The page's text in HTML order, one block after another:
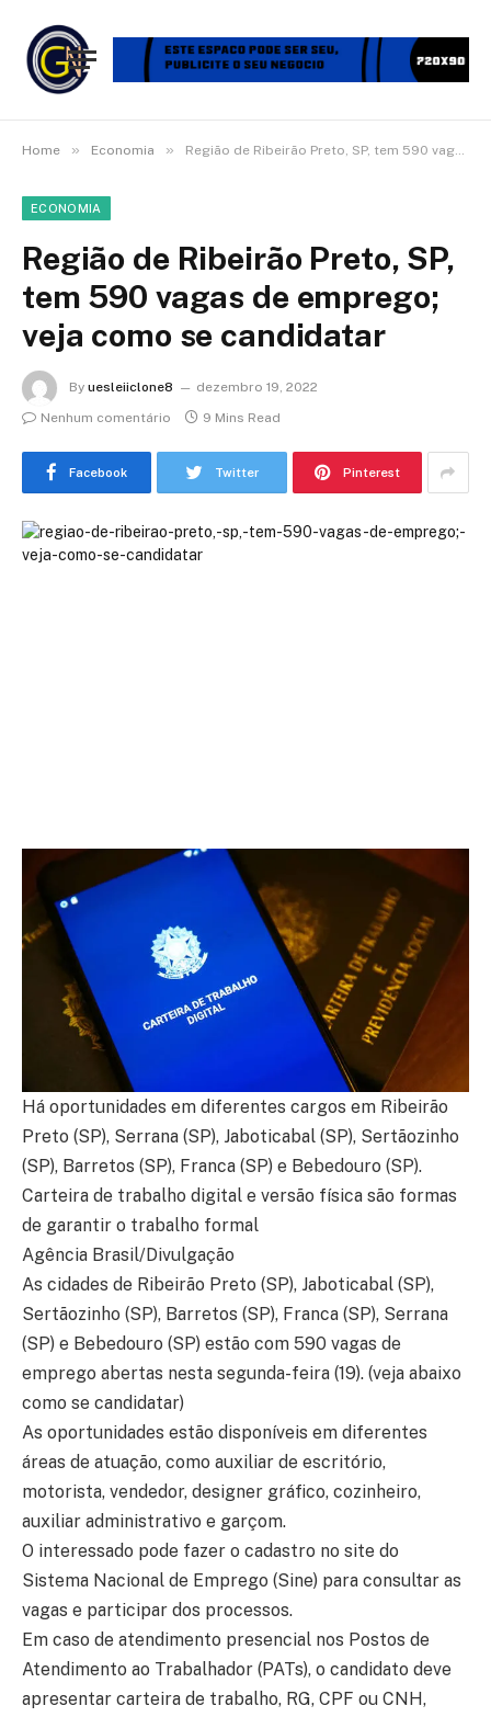
Home » Economia » Região de Ribeirão Preto, SP, tem 590 vagas de emprego; veja como se candidatar
ECONOMIA
Região de Ribeirão Preto, SP,
tem 590 vagas de emprego;
veja como se candidatar
By uesleiiclone8
dezembro 19, 2022
Nenhum comentário
9 Mins Read
Facebook Twitter Pinterest
Há oportunidades em diferentes cargos em Ribeirão
Preto (SP), Serrana (SP), Jaboticabal (SP), Sertãozinho
(SP), Barretos (SP), Franca (SP) e Bebedouro (SP).
Carteira de trabalho digital e versão física são formas
de garantir o trabalho formal
Agência Brasil/Divulgação
As cidades de Ribeirão Preto (SP), Jaboticabal (SP),
Sertãozinho (SP), Barretos (SP), Franca (SP), Serrana
(SP) e Bebedouro (SP) estão com 590 vagas de
emprego abertas nesta segunda-feira (19). (veja abaixo
como se candidatar)
As oportunidades estão disponíveis em diferentes
áreas de atuação, como auxiliar de escritório,
motorista, vendedor, designer gráfico, cozinheiro,
auxiliar administrativo e garçom.
O interessado pode fazer o cadastro no site do
Sistema Nacional de Emprego (Sine) para consultar as
vagas e participar dos processos.
Em caso de atendimento presencial nos Postos de
Atendimento ao Trabalhador (PATs), o candidato deve
apresentar carteira de trabalho, RG, CPF ou CNH,